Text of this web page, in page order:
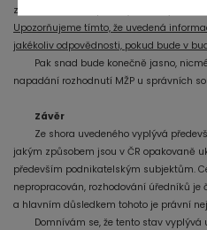
z těchto ročních zpráv by mělo být
Upozorňujeme tímto, že uvedená
jakékoliv odpovědnosti, pokud bude v
Pak snad bude konečně jasno,
napadání rozhodnutí MŽP u správních
Závěr
Ze shora uvedeného vyplývá
jakým způsobem jsou v ČR opakovaně
především podnikatelským subjektům.
nepropracován, rozhodování úředníků
a hlavním důsledkem tohoto je právní
Domnívám se, že tento stav